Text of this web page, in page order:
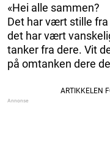
«Hei alle sammen?
Det har vært stille fra
det har vært
tanker fra dere. Vit
på omtanken dere